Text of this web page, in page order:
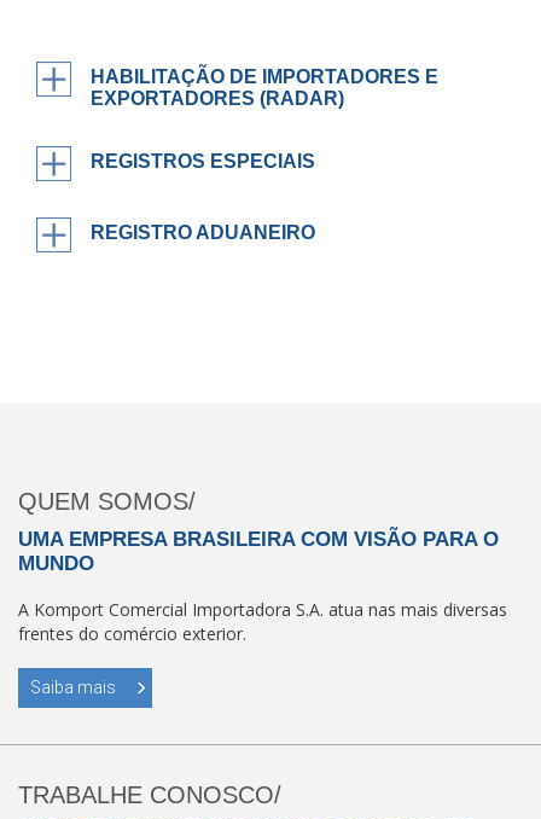
HABILITAÇÃO DE IMPORTADORES E
EXPORTADORES (RADAR)
REGISTROS ESPECIAIS
REGISTRO ADUANEIRO
QUEM SOMOS/
UMA EMPRESA BRASILEIRA COM VISÃO PARA O
MUNDO
A Komport Comercial Importadora S.A. atua nas mais diversas
frentes do comércio exterior.
Saiba mais
TRABALHE CONOSCO/